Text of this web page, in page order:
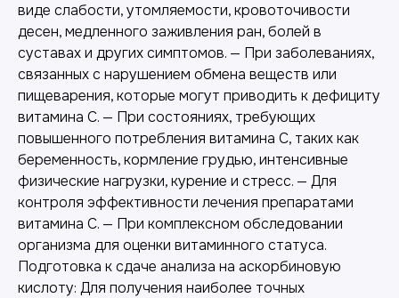
виде слабости, утомляемости, кровоточивости
десен, медленного заживления ран, болей в
суставах и других симптомов. — При заболеваниях,
связанных с нарушением обмена веществ или
пищеварения, которые могут приводить к дефициту
витамина C. — При состояниях, требующих
повышенного потребления витамина C, таких как
беременность, кормление грудью, интенсивные
физические нагрузки, курение и стресс. — Для
контроля эффективности лечения препаратами
витамина C. — При комплексном обследовании
организма для оценки витаминного статуса.
Подготовка к сдаче анализа на аскорбиновую
кислоту: Для получения наиболее точных